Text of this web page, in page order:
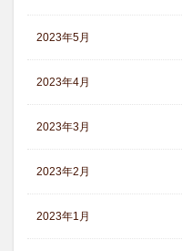
2023年5月
2023年4月
2023年3月
2023年2月
2023年1月